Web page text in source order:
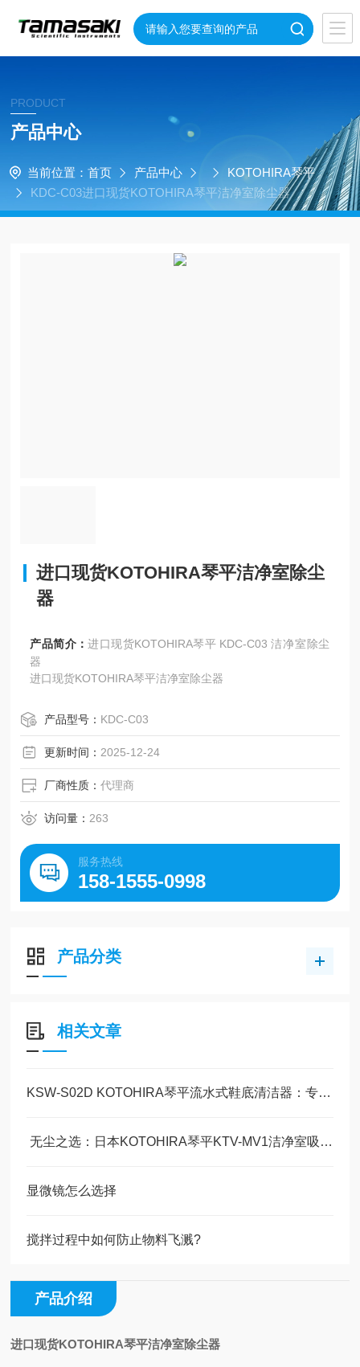
PRODUCT
产品中心
当前位置： 首页 产品中心
KOTOHIRA琴平
KDC-C03进口现货KOTOHIRA琴平洁净室除尘器
进口现货KOTOHIRA琴平洁净室除尘
器
产品简介：进口现货KOTOHIRA琴平 KDC-C03 洁净室除尘
器
进口现货KOTOHIRA琴平洁净室除尘器
产品型号： KDC-C03
更新时间： 2025-12-24
厂商性质：代理商
访问量： 263
服务热线
158-1555-0998
产品分类
相关文章
KSW-S02D KOTOHIRA琴平流水式鞋底清洁器：专业场景下的高效卫生解决方案
​ 无尘之选：日本KOTOHIRA琴平KTV-MV1洁净室吸尘器技术解析
显微镜怎么选择
搅拌过程中如何防止物料飞溅?
产品介绍
进口现货KOTOHIRA琴平洁净室除尘器